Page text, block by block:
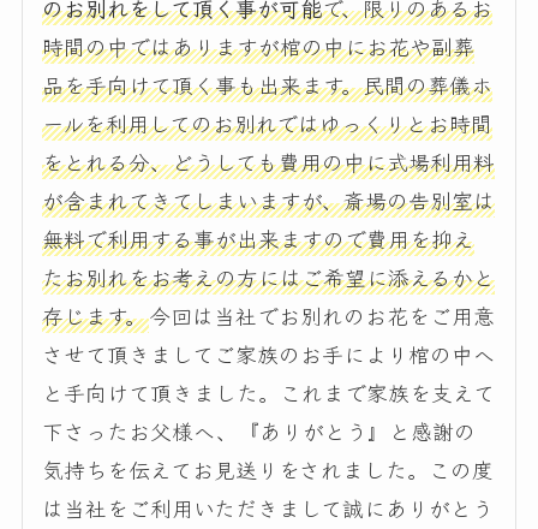
のお別れをして頂く事が可能で、限りのあるお
時間の中ではありますが棺の中にお花や副葬
品を手向けて頂く事も出来ます。民間の葬儀ホ
ールを利用してのお別れではゆっくりとお時間
をとれる分、どうしても費用の中に式場利用料
が含まれてきてしまいますが、斎場の告別室は
無料で利用する事が出来ますので費用を抑え
たお別れをお考えの方にはご希望に添えるかと
存じます。今回は当社でお別れのお花をご用意
させて頂きましてご家族のお手により棺の中へ
と手向けて頂きました。これまで家族を支えて
下さったお父様へ、『ありがとう』と感謝の
気持ちを伝えてお見送りをされました。この度
は当社をご利用いただきまして誠にありがとう